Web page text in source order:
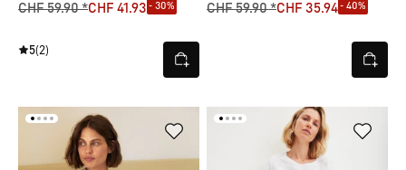
CHF 59.90 *CHF 41.93 - 30%
5(2)
CHF 59.90 *CHF 35.94- 40%